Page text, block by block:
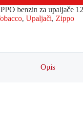
benzin za upaljače
, Upaljači, Zippo
Opis